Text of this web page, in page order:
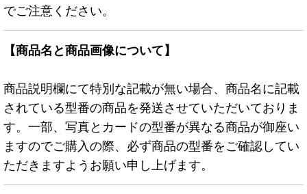
でご注意ください。
【商品名と商品画像について】
商品説明欄にて特別な記載が無い場合、商品名に記載
されている型番の商品を発送させていただいておりま
す。一部、写真とカードの型番が異なる商品が御座い
ますのでご購入の際、必ず商品の型番をご確認してい
ただきますようお願い申し上げます。